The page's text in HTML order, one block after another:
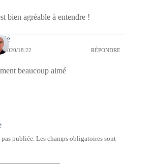
bien agréable à entendre !
2020/18:22 RÉPONDRE
beaucoup aimé
pas publiée. Les champs obligatoires sont